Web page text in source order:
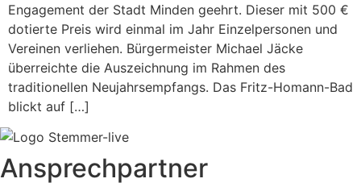
Engagement der Stadt Minden geehrt. Dieser mit 500 €
dotierte Preis wird einmal im Jahr Einzelpersonen und
Vereinen verliehen. Bürgermeister Michael Jäcke
überreichte die Auszeichnung im Rahmen des
traditionellen Neujahrsempfangs. Das Fritz-Homann-Bad
blickt auf […]
Ansprechpartner